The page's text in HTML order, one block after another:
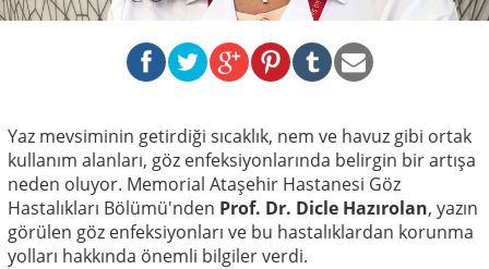
Yaz mevsiminin getirdiği sıcaklık, nem ve havuz gibi ortak
kullanım alanları, göz enfeksiyonlarında belirgin bir artışa
neden oluyor. Memorial Ataşehir Hastanesi Göz
Hastalıkları Bölümü'nden Prof. Dr. Dicle Hazırolan, yazın
görülen göz enfeksiyonları ve bu hastalıklardan korunma
yolları hakkında önemli bilgiler verdi.